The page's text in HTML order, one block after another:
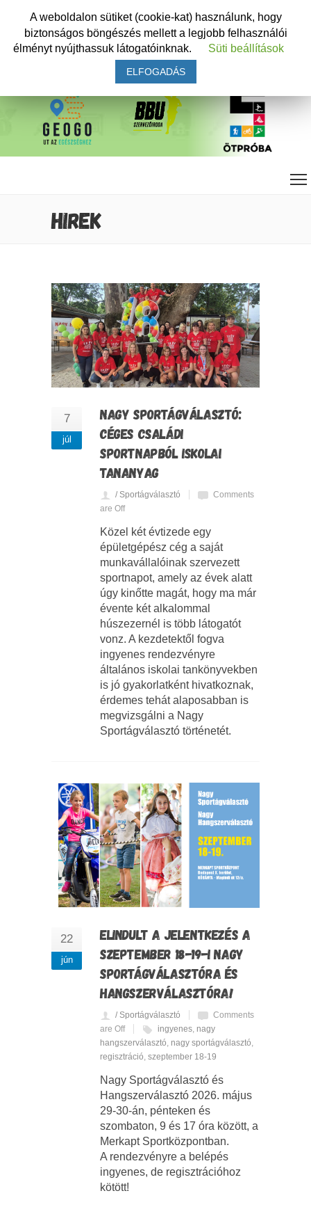
HIREK
7
júl
NAGY SPORTÁGVÁLASZTÓ:
CÉGES CSALÁDI
SPORTNAPBÓL ISKOLAI
TANANYAG
/ Sportágválasztó
Comments
are Off
Közel két évtizede egy
épületgépész cég a saját
munkavállalóinak szervezett
sportnapot, amely az évek alatt
úgy kinőtte magát, hogy ma már
évente két alkalommal
húszezernél is több látogatót
vonz. A kezdetektől fogva
ingyenes rendezvényre
általános iskolai tankönyvekben
is jó gyakorlatként hivatkoznak,
érdemes tehát alaposabban is
megvizsgálni a Nagy
Sportágválasztó történetét.
22
jún
ELINDULT A JELENTKEZÉS A
SZEPTEMBER 18-19-I NAGY
SPORTÁGVÁLASZTÓRA ÉS
HANGSZERVÁLASZTÓRA!
/ Sportágválasztó
Comments
are Off
ingyenes, nagy
hangszerválasztó, nagy sportágválasztó,
regisztráció, szeptember 18-19
Nagy Sportágválasztó és
Hangszerválasztó 2026. május
29-30-án, pénteken és
szombaton, 9 és 17 óra között, a
Merkapt Sportközpontban.
A rendezvényre a belépés
ingyenes, de regisztrációhoz
kötött!
A weboldalon sütiket (cookie-kat) használunk, hogy
biztonságos böngészés mellett a legjobb felhasználói
élményt nyújthassuk látogatóinknak.
Süti beállítások
ELFOGADÁS